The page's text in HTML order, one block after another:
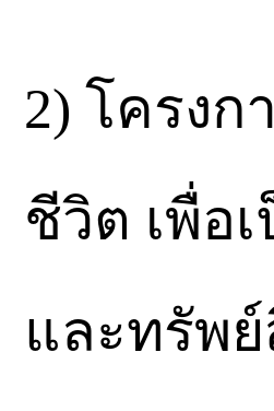
2) โครง
ชีวิต เพื่อ
และทรัพ